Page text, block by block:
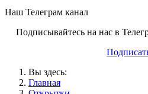
Наш Телеграм канал
Подписывайтесь на нас в
Вы здесь:
Главная